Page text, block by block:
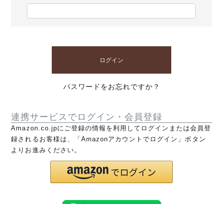
ログイン
パスワードをお忘れですか？
連携サービスでログイン・会員登録
Amazon.co.jpにご登録の情報を利用してログインまたは会員登
録されるお客様は、「Amazonアカウントでログイン」ボタン
よりお進みください。